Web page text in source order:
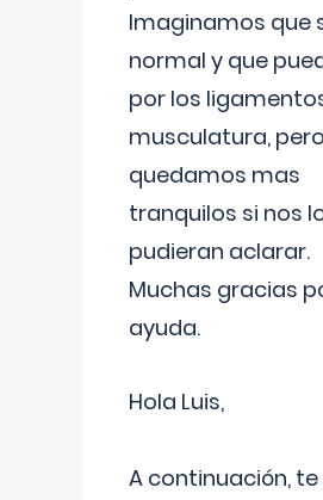
Imaginamos que
normal y que
por los
musculatura,
quedamos mas
tranquilos si nos
pudieran aclarar.
Muchas gracias
ayuda.
Hola Luis,
A continuación,